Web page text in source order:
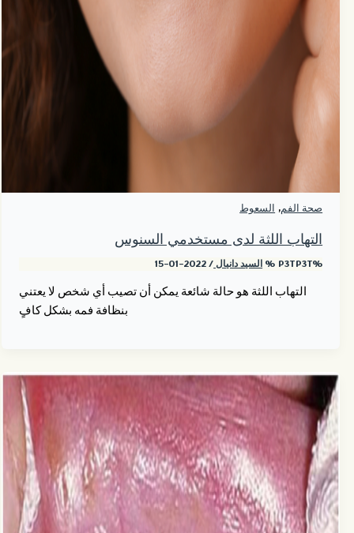
صحة الفم,السعوط
التهاب اللثة لدى مستخدمي السنوس
%P3TP3T % السيد دانيال/
2022-01-15
التهاب اللثة هو حالة شائعة يمكن أن تصيب أي شخص لا يعتني
بنظافة فمه بشكل كافٍ